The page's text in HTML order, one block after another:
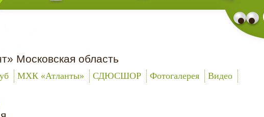
Московская область
МХК «Атланты» СДЮCШОР Фотогалерея Видео